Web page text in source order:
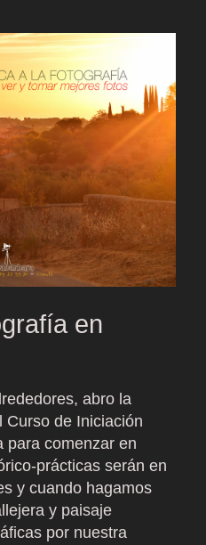
en
abro la
Curso de Iniciación
para comenzar en
prácticas serán en
y cuando hagamos
y paisaje
por nuestra